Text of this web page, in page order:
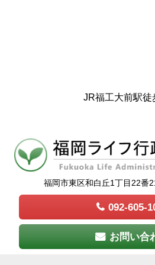
JR福工大前駅徒
福岡市東区和白丘1丁目22
092-605-
お問い合